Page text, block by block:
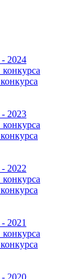
2024
2023
2022
2021
2020